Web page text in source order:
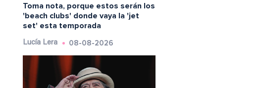
Toma nota, porque estos serán los
'beach clubs' donde vaya la 'jet
set' esta temporada
Lucía Lera 08-08-2026